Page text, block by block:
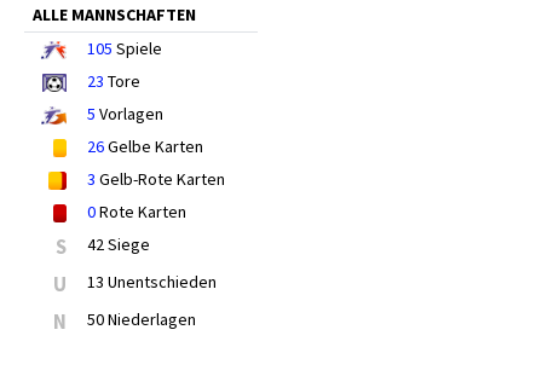
ALLE MANNSCHAFTEN
105 Spiele
23 Tore
5 Vorlagen
26Gelbe Karten
3 Gelb-Rote Karten
0Rote Karten
S 42 Siege
U 13 Unentschieden
N 50 Niederlagen